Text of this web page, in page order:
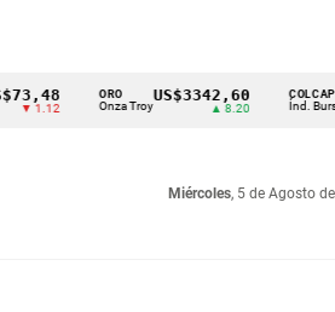
ORO
Onza Troy
US$3342,60 COLCAP
Índ. Bursátil
Miércoles, 5 de Agosto